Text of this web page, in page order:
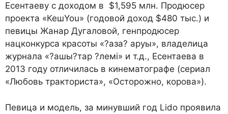
Есентаеву с доходом в $1,595 млн. Продюсер
проекта «КешYou» (годовой доход $480 тыс.) и
певицы Жанар Дугаловой, генпродюсер
нацконкурса красоты «?аза? аруы», владелица
журнала «?ашы?тар ?лемі» и т.д., Есентаева в
2013 году отличилась в кинематографе (сериал
«Любовь тракториста», «Осторожно, корова»).
Певица и модель, за минувший год Lido проявила